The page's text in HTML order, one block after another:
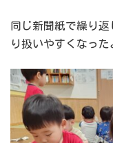
同じ新聞紙で繰り
り扱いやすくなった